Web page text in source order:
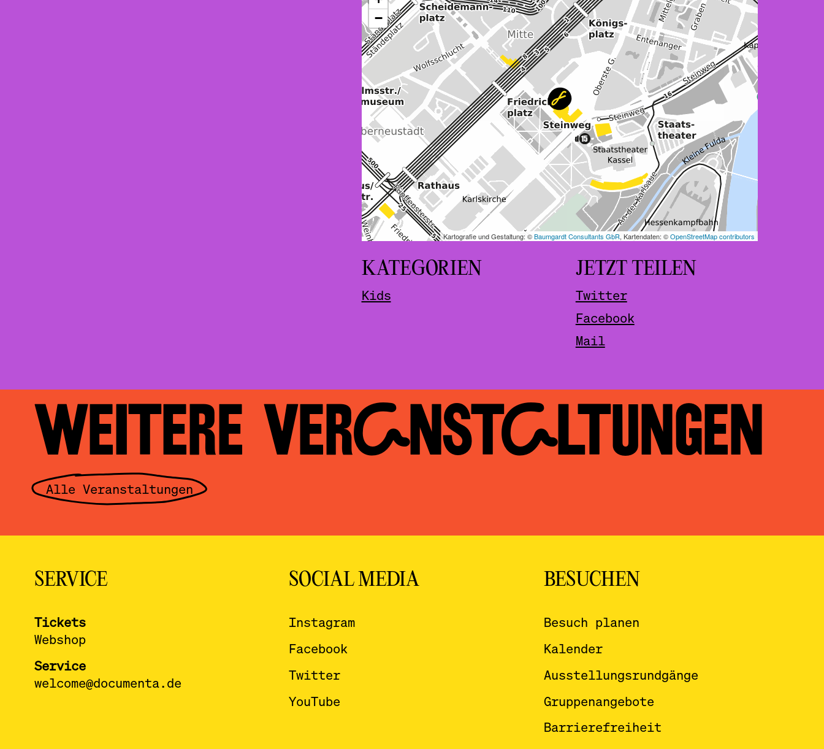
KATEGORIEN
Kids
JETZT TEILEN
Twitter
Facebook
Mail
WEITERE VERAN­STALTUNGEN
Alle Veranstaltungen
SERVICE
Tickets
Webshop
Service
welcome@documenta.de
SOCIAL MEDIA
Instagram
Facebook
Twitter
YouTube
BESUCHEN
Besuch planen
Kalender
Ausstellungsrundgänge
Gruppenangebote
Barrierefreiheit